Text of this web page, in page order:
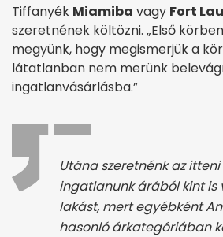
Tiffanyék Miamiba vagy Fort
szeretnének költözni. „Első
megyünk, hogy megismerjük a
látatlanban nem merünk
ingatlanvásárlásba.”
Utána szeretnénk az itteni
ingatlanunk árából kint is
lakást, mert egyébként
hasonló árkategóriában